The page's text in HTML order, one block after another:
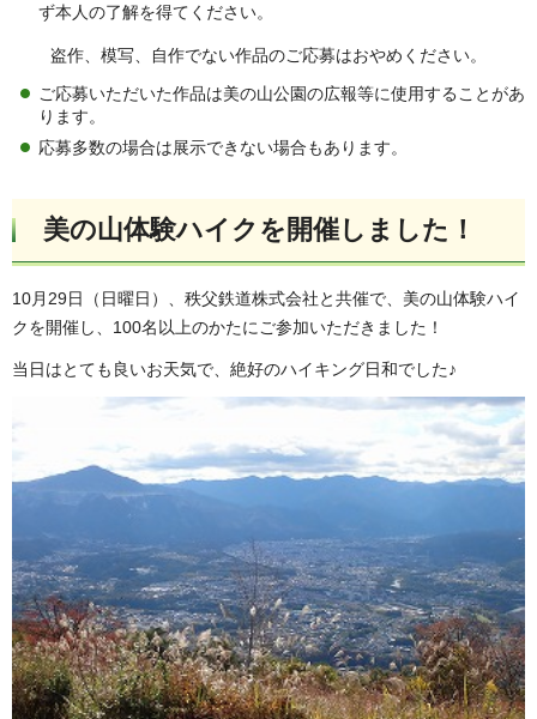
ず本人の了解を得てください。
盗作、模写、自作でない作品のご応募はおやめください。
ご応募いただいた作品は美の山公園の広報等に使用することがあ
ります。
応募多数の場合は展示できない場合もあります。
美の山体験ハイクを開催しました！
10月29日（日曜日）、秩父鉄道株式会社と共催で、美の山体験ハイ
クを開催し、100名以上のかたにご参加いただきました！
当日はとても良いお天気で、絶好のハイキング日和でした♪